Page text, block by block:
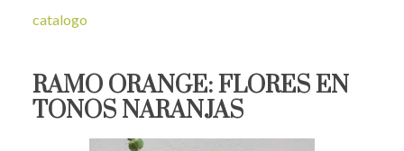
catalogo
RAMO ORANGE: FLORES EN
TONOS NARANJAS